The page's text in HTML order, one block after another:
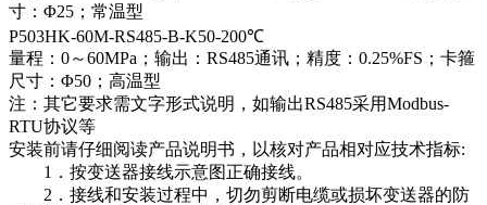
寸：Φ25；常温型
P503HK-60M-RS485-B-K50-200℃
量程：0～60MPa；输出：RS485通讯；精度：0.25%FS；卡箍
尺寸：Φ50；高温型
注：其它要求需文字形式说明，如输出RS485采用Modbus-
RTU协议等
安装前请仔细阅读产品说明书，以核对产品相对应技术指标:
1．按变送器接线示意图正确接线。
2．接线和安装过程中，切勿剪断电缆或损坏变送器的防